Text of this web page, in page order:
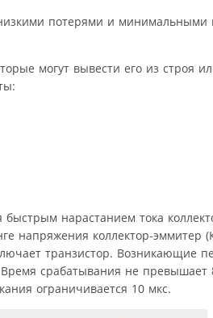
потерями и
могут вывести его из строя
нарастанием тока
напряжения коллектор-эммитер
транзистор. Возникающие
срабатывания не превышает
ограничивается 10 мкс.